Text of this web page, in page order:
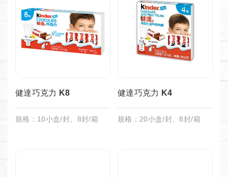
健達巧克力 K8
規格：10小盒/封、8封/箱
健達巧克力 K4
規格：20小盒/封、8封/箱